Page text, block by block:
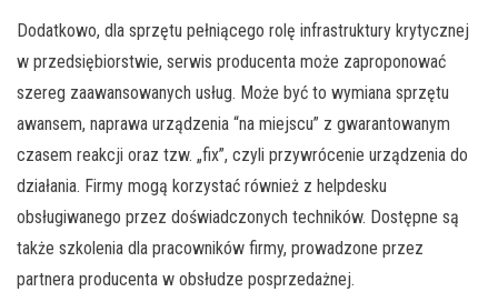
Dodatkowo, dla sprzętu pełniącego rolę infrastruktury krytycznej
w przedsiębiorstwie, serwis producenta może zaproponować
szereg zaawansowanych usług. Może być to wymiana sprzętu
awansem, naprawa urządzenia “na miejscu” z gwarantowanym
czasem reakcji oraz tzw. „fix”, czyli przywrócenie urządzenia do
działania. Firmy mogą korzystać również z helpdesku
obsługiwanego przez doświadczonych techników. Dostępne są
także szkolenia dla pracowników firmy, prowadzone przez
partnera producenta w obsłudze posprzedażnej.